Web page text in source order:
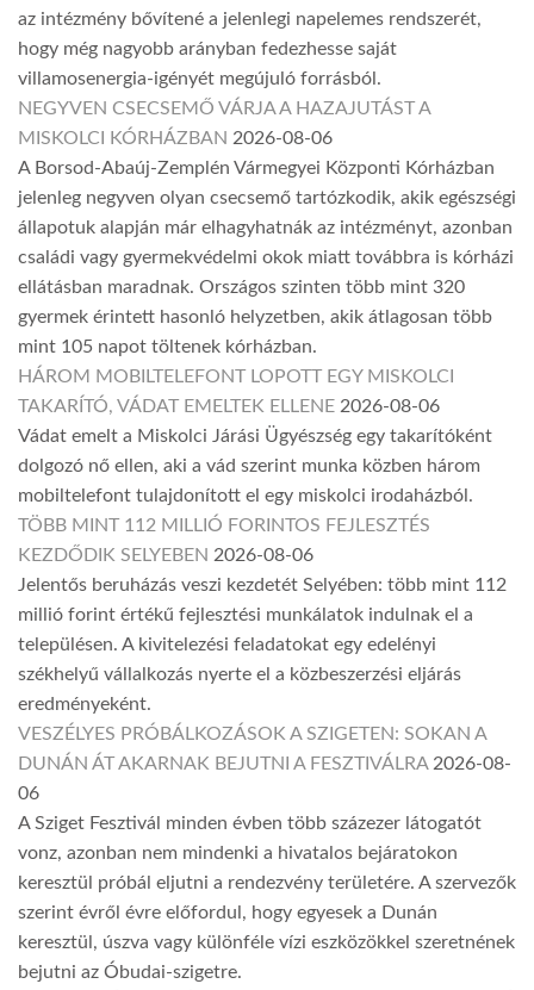
az intézmény bővítené a jelenlegi napelemes rendszerét,
hogy még nagyobb arányban fedezhesse saját
villamosenergia-igényét megújuló forrásból.
NEGYVEN CSECSEMŐ VÁRJA A HAZAJUTÁST A
MISKOLCI KÓRHÁZBAN 2026-08-06
A Borsod-Abaúj-Zemplén Vármegyei Központi Kórházban
jelenleg negyven olyan csecsemő tartózkodik, akik egészségi
állapotuk alapján már elhagyhatnák az intézményt, azonban
családi vagy gyermekvédelmi okok miatt továbbra is kórházi
ellátásban maradnak. Országos szinten több mint 320
gyermek érintett hasonló helyzetben, akik átlagosan több
mint 105 napot töltenek kórházban.
HÁROM MOBILTELEFONT LOPOTT EGY MISKOLCI
TAKARÍTÓ, VÁDAT EMELTEK ELLENE 2026-08-06
Vádat emelt a Miskolci Járási Ügyészség egy takarítóként
dolgozó nő ellen, aki a vád szerint munka közben három
mobiltelefont tulajdonított el egy miskolci irodaházból.
TÖBB MINT 112 MILLIÓ FORINTOS FEJLESZTÉS
KEZDŐDIK SELYEBEN 2026-08-06
Jelentős beruházás veszi kezdetét Selyében: több mint 112
millió forint értékű fejlesztési munkálatok indulnak el a
településen. A kivitelezési feladatokat egy edelényi
székhelyű vállalkozás nyerte el a közbeszerzési eljárás
eredményeként.
VESZÉLYES PRÓBÁLKOZÁSOK A SZIGETEN: SOKAN A
DUNÁN ÁT AKARNAK BEJUTNI A FESZTIVÁLRA 2026-08-
06
A Sziget Fesztivál minden évben több százezer látogatót
vonz, azonban nem mindenki a hivatalos bejáratokon
keresztül próbál eljutni a rendezvény területére. A szervezők
szerint évről évre előfordul, hogy egyesek a Dunán
keresztül, úszva vagy különféle vízi eszközökkel szeretnének
bejutni az Óbudai-szigetre.